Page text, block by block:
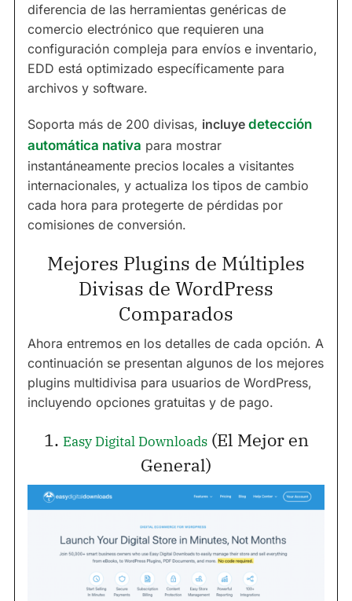
diferencia de las herramientas genéricas de
comercio electrónico que requieren una
configuración compleja para envíos e inventario,
EDD está optimizado específicamente para
archivos y software.
Soporta más de 200 divisas, incluye detección
automática nativa para mostrar
instantáneamente precios locales a visitantes
internacionales, y actualiza los tipos de cambio
cada hora para protegerte de pérdidas por
comisiones de conversión.
Mejores Plugins de Múltiples
Divisas de WordPress
Comparados
Ahora entremos en los detalles de cada opción. A
continuación se presentan algunos de los mejores
plugins multidivisa para usuarios de WordPress,
incluyendo opciones gratuitas y de pago.
1. Easy Digital Downloads(El Mejor en
General)